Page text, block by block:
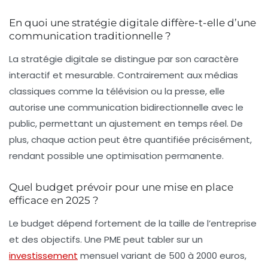
En quoi une stratégie digitale diffère-t-elle d’une
communication traditionnelle ?
La stratégie digitale se distingue par son caractère
interactif et mesurable. Contrairement aux médias
classiques comme la télévision ou la presse, elle
autorise une communication bidirectionnelle avec le
public, permettant un ajustement en temps réel. De
plus, chaque action peut être quantifiée précisément,
rendant possible une optimisation permanente.
Quel budget prévoir pour une mise en place
efficace en 2025 ?
Le budget dépend fortement de la taille de l’entreprise
et des objectifs. Une PME peut tabler sur un
investissement mensuel variant de 500 à 2000 euros,